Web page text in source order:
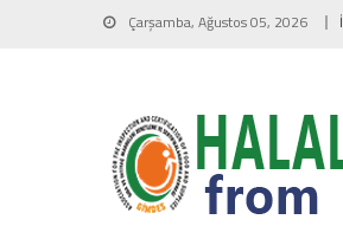
Skip to content Çarşamba, Ağustos 05, 2026